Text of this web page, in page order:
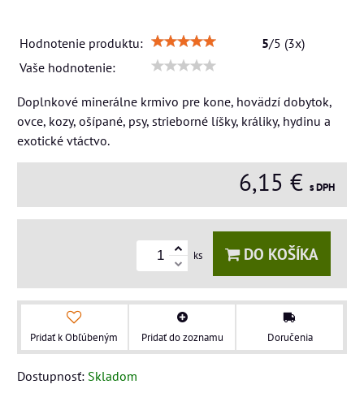
Hodnotenie produktu: 5/5 (3x)
Vaše hodnotenie:
Doplnkové minerálne krmivo pre kone, hovädzí dobytok,
ovce, kozy, ošípané, psy, strieborné líšky, králiky, hydinu a
exotické vtáctvo.
6,15 € s DPH
ks DO KOŠÍKA
Pridať k Obľúbeným Pridať do zoznamu Doručenia
Dostupnosť: Skladom